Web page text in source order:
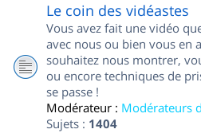
Le coin des vidéastes
Vous avez fait une vidéo
avec nous ou bien vous en
souhaitez nous montrer,
ou encore techniques de
se passe !
Modérateur : Modérateurs
Sujets : 1404